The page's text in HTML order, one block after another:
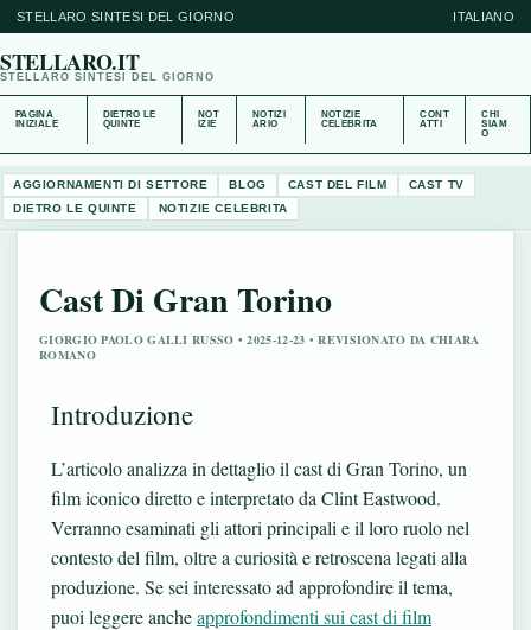
STELLARO SINTESI DEL GIORNO ITALIANO
STELLARO.IT
STELLARO SINTESI DEL GIORNO
PAGINA
INIZIALE
DIETRO LE
QUINTE
NOT
IZIE
NOTIZI
ARIO
NOTIZIE
CELEBRITA
CONT
ATTI
CHI
SIAM
O
AGGIORNAMENTI DI SETTORE BLOG CAST DEL FILM
CAST TV
DIETRO LE QUINTE
NOTIZIE CELEBRITA
Cast Di Gran Torino
GIORGIO PAOLO GALLI RUSSO • 2025-12-23 • REVISIONATO DA CHIARA
ROMANO
Introduzione
L’articolo analizza in dettaglio il cast di Gran Torino, un
film iconico diretto e interpretato da Clint Eastwood.
Verranno esaminati gli attori principali e il loro ruolo nel
contesto del film, oltre a curiosità e retroscena legati alla
produzione. Se sei interessato ad approfondire il tema,
puoi leggere ancheapprofondimenti sui cast di film